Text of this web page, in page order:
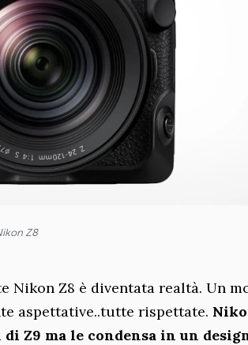
Z8
Nikon Z8 è diventata realtà. Un
aspettative..tutte rispettate.
Z9 ma le condensa in un